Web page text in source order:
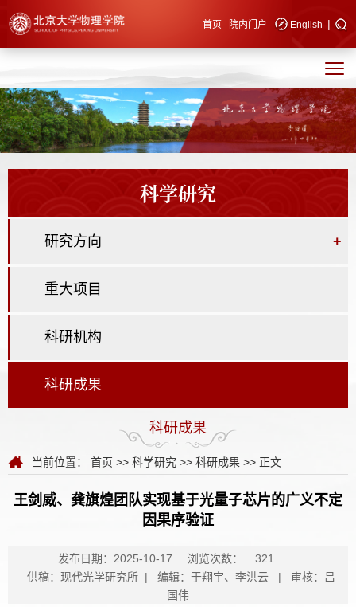
快速导航 首页 院内门户 English |
科学研究
研究方向 +
重大项目
科研机构
科研成果
科研成果
当前位置： 首页 >> 科学研究 >> 科研成果 >> 正文
王剑威、龚旗煌团队实现基于光量子芯片的广义不定
因果序验证
发布日期：2025-10-17 浏览次数：
321
供稿：现代光学研究所 | 编辑：于翔宇、李洪云 | 审核：吕
国伟